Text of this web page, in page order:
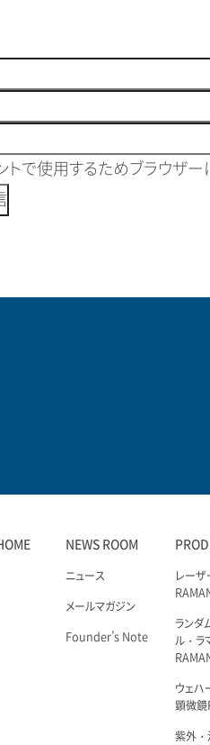
トで使用するためブラウザー
NEWS ROOM
ニュース
メールマガジン
Founder’s Note
レーザ
ランダ
ル・ラ
ウェハ
顕微
紫外・